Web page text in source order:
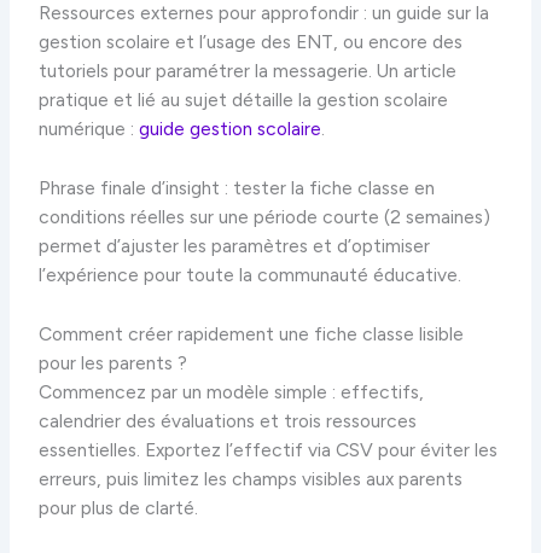
Ressources externes pour approfondir : un guide sur la
gestion scolaire et l’usage des ENT, ou encore des
tutoriels pour paramétrer la messagerie. Un article
pratique et lié au sujet détaille la gestion scolaire
numérique :guide gestion scolaire.
Phrase finale d’insight : tester la fiche classe en
conditions réelles sur une période courte (2 semaines)
permet d’ajuster les paramètres et d’optimiser
l’expérience pour toute la communauté éducative.
Comment créer rapidement une fiche classe lisible
pour les parents ?
Commencez par un modèle simple : effectifs,
calendrier des évaluations et trois ressources
essentielles. Exportez l’effectif via CSV pour éviter les
erreurs, puis limitez les champs visibles aux parents
pour plus de clarté.